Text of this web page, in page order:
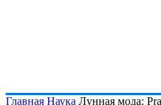
Главная Наука Лунная мода: